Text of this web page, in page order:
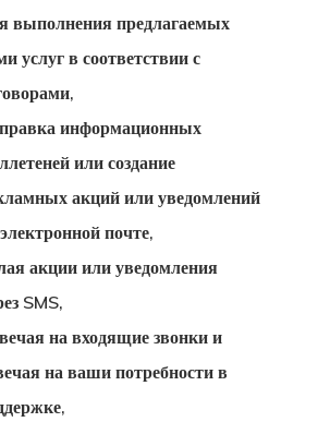
выполнения предлагаемых
услуг в соответствии с
информационных
или создание
акций или уведомлений
почте,
акции или уведомления
SMS,
на входящие звонки и
на ваши потребности в
Клиентский
Соглашение
Соглашение